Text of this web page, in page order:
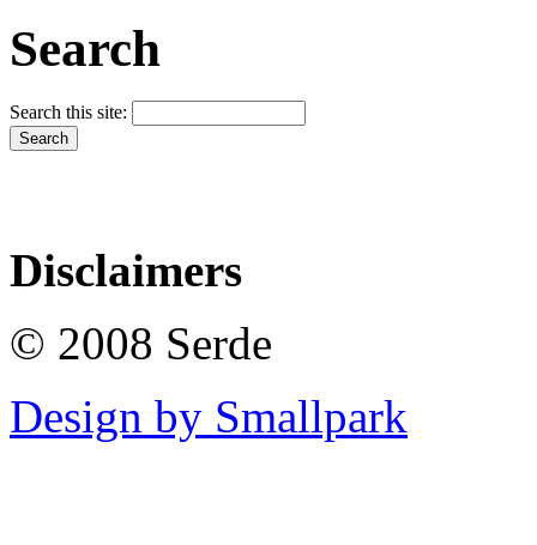
Search
Search this site:
Disclaimers
© 2008 Serde
Design by Smallpark